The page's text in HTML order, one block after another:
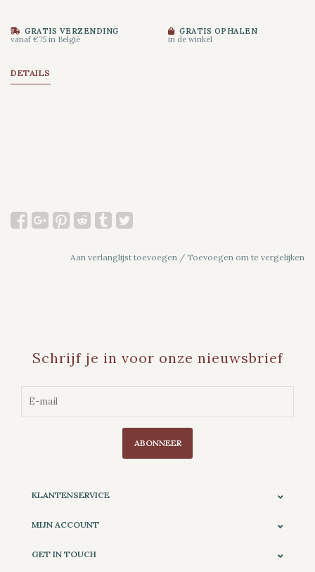
GRATIS VERZENDING
vanaf €75 in België
GRATIS OPHALEN
in de winkel
DETAILS
Aan verlanglijst toevoegen / Toevoegen om te vergelijken
Schrijf je in voor onze nieuwsbrief
ABONNEER
KLANTENSERVICE
MIJN ACCOUNT
GET IN TOUCH